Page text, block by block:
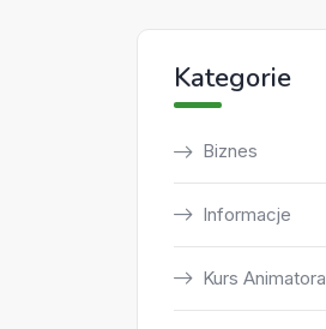
Kategorie
Biznes
Informacje
Kurs Animatora